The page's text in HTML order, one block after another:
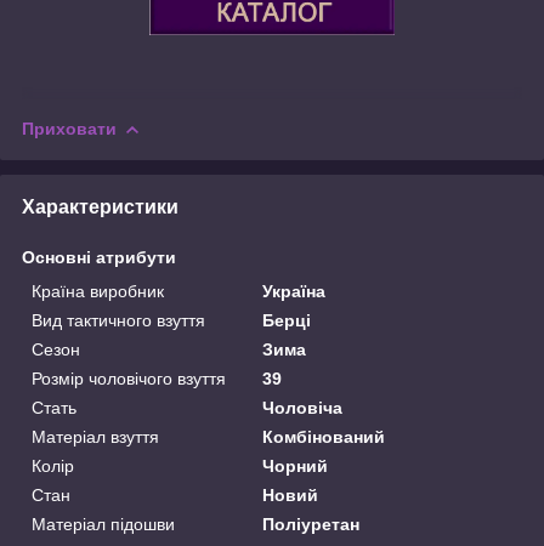
Приховати
Характеристики
Основні атрибути
Країна виробник
Україна
Вид тактичного взуття
Берці
Сезон
Зима
Розмір чоловічого взуття
39
Стать
Чоловіча
Матеріал взуття
Комбінований
Колір
Чорний
Стан
Новий
Матеріал підошви
Поліуретан